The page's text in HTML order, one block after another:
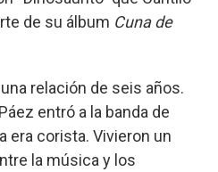
de su álbum Cuna de
relación de seis años.
entró a la banda de
era corista. Vivieron un
la música y los